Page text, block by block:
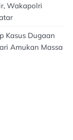
Wakapolri
Kasus Dugaan
Amukan Massa